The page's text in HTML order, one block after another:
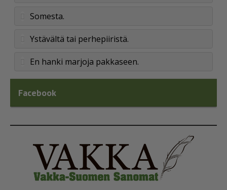
Somesta.
Ystävältä tai perhepiiristä.
En hanki marjoja pakkaseen.
Facebook